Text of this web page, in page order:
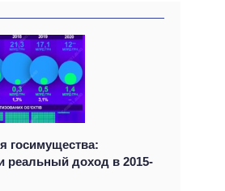
госимущества:
реальный доход в 2015-